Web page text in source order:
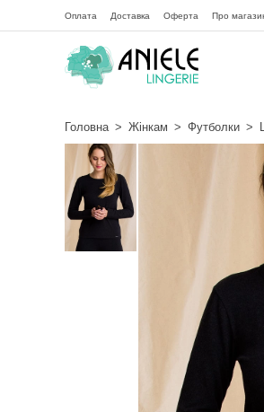
Оплата Доставка Оферта Про
Головна > Жінкам > Футболки >